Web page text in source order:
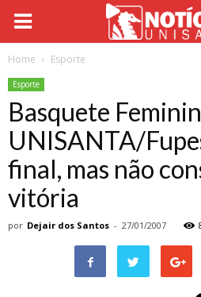
Home Esporte
Esporte
Basquete
UNISANTA/
final, mas não
vitória
por Dejair dos Santos - 27/01/2007